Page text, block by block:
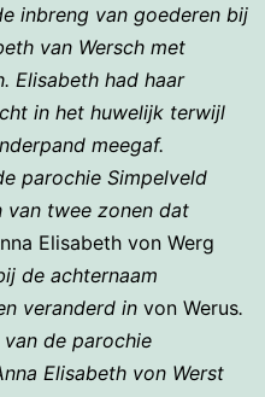
inbreng van goederen bij
van Wersch met
Elisabeth had haar
in het huwelijk terwijl
meegaf.
parochie Simpelveld
twee zonen dat
Elisabeth von Werg
de achternaam
veranderd in von Werus.
de parochie
Elisabeth von Werst